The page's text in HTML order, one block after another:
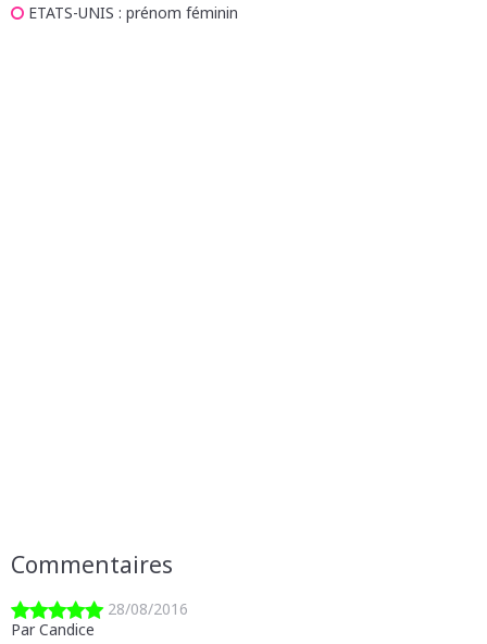
ETATS-UNIS : prénom féminin
Commentaires
28/08/2016
Par Candice